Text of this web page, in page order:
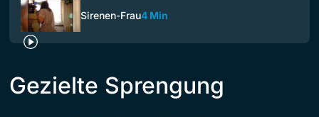
Sirenen-Frau4 Min
Gezielte Sprengung